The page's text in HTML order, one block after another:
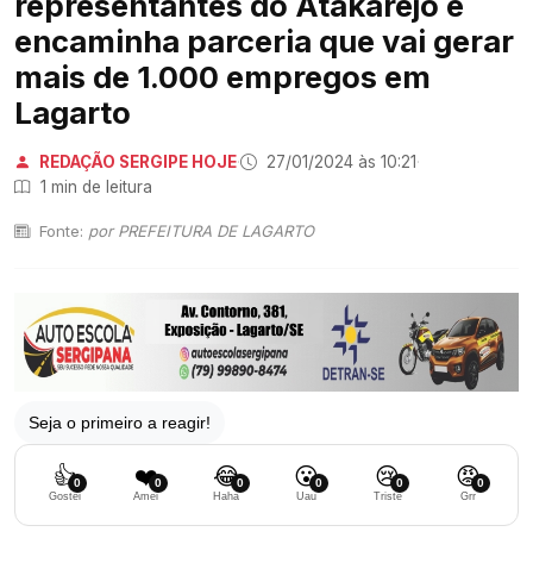
encaminha parceria que vai gerar
mais de 1.000 empregos em
Lagarto
REDAÇÃO SERGIPE HOJE· 27/01/2024 às 10:21·
1 min de leitura
Fonte: por PREFEITURA DE LAGARTO
Seja o primeiro a reagir!
👍0
Gostei
❤️0
Amei
😂0
Haha
😮0
Uau
😢0
Triste
😡0
Grr